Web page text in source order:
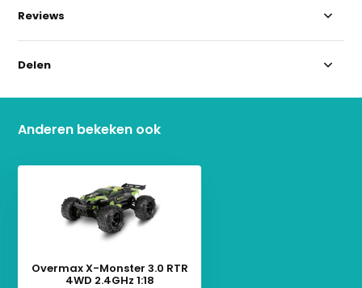
Reviews
Delen
Anderen bekeken ook
Overmax X-Monster 3.0 RTR
4WD 2.4GHz 1:18